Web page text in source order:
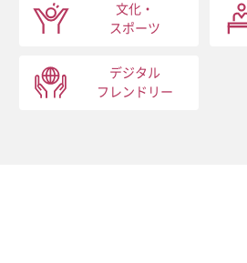
文化・
スポーツ
デジタル
フレンドリー